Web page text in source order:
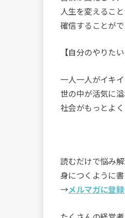
人生を変えるこ
確信することがで
【自分のやりた
一人一人がイキ
世の中が活気に
社会がもっとよく
読むだけで悩み
身につくように書
→メルマガに登